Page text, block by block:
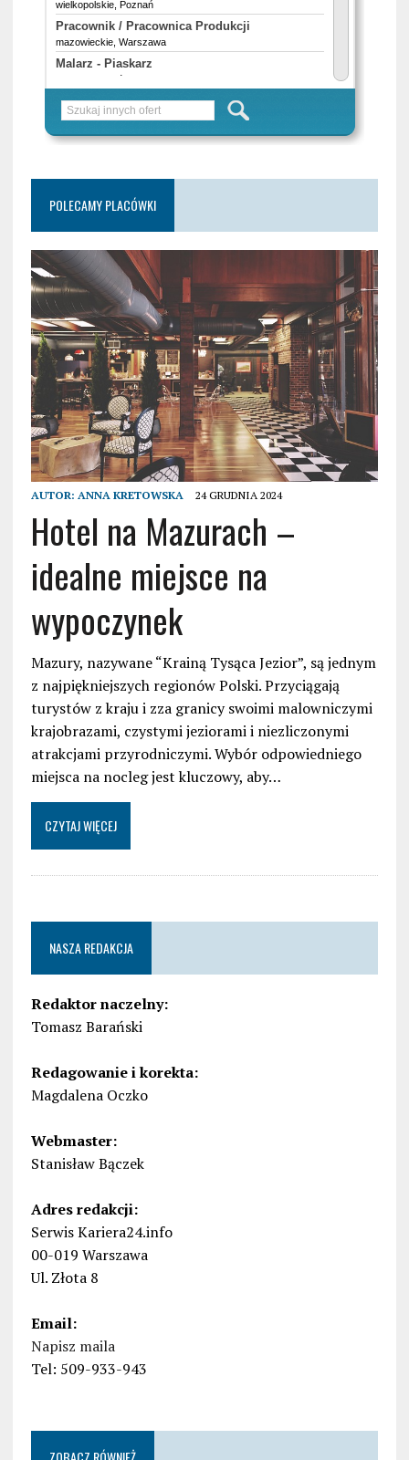
POLECAMY PLACÓWKI
AUTOR: ANNA KRETOWSKA 24 GRUDNIA 2024
Hotel na Mazurach –
idealne miejsce na
wypoczynek
Mazury, nazywane “Krainą Tysąca Jezior”, są jednym
z najpiękniejszych regionów Polski. Przyciągają
turystów z kraju i zza granicy swoimi malowniczymi
krajobrazami, czystymi jeziorami i niezliczonymi
atrakcjami przyrodniczymi. Wybór odpowiedniego
miejsca na nocleg jest kluczowy, aby…
CZYTAJ WIĘCEJ
NASZA REDAKCJA
Redaktor naczelny:
Tomasz Barański
Redagowanie i korekta:
Magdalena Oczko
Webmaster:
Stanisław Bączek
Adres redakcji:
Serwis Kariera24.info
00-019 Warszawa
Ul. Złota 8
Email:
Napisz maila
Tel: 509-933-943